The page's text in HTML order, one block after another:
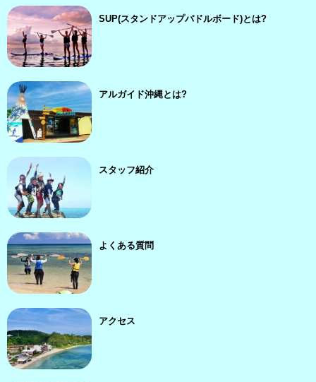
SUP(スタンドアップパドルボード)とは?
アルガイド沖縄とは?
スタッフ紹介
よくある質問
アクセス